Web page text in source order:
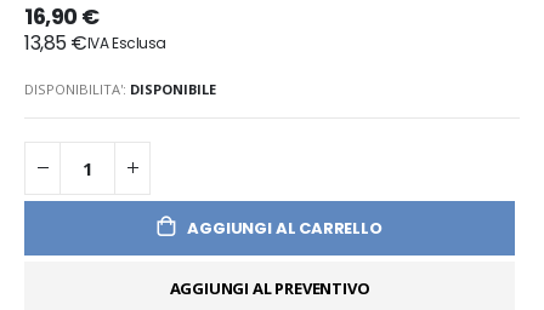
16,90 €
13,85 €
DISPONIBILITA': DISPONIBILE
AGGIUNGI AL CARRELLO
AGGIUNGI AL PREVENTIVO